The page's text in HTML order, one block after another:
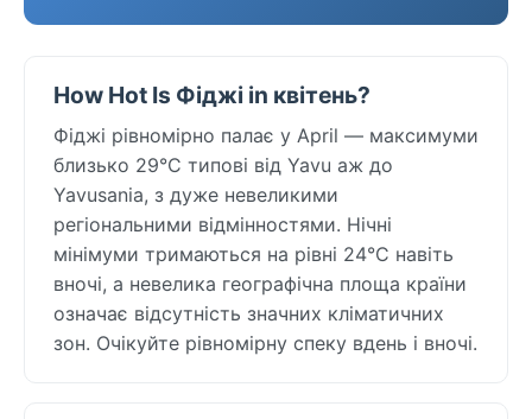
How Hot Is Фіджі in квітень?
Фіджі рівномірно палає у April — максимуми
близько 29°C типові від Yavu аж до
Yavusania, з дуже невеликими
регіональними відмінностями. Нічні
мінімуми тримаються на рівні 24°C навіть
вночі, а невелика географічна площа країни
означає відсутність значних кліматичних
зон. Очікуйте рівномірну спеку вдень і вночі.